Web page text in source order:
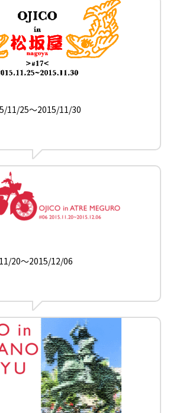
11/25〜2015/11/30
20〜2015/12/06